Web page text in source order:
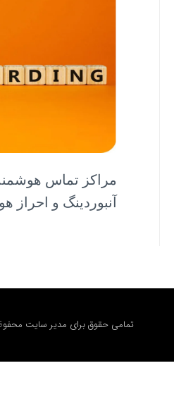
مراکز تماس هوشمند
آنبوردینگ و احراز
تمامی حقوق برای مدیر سایت